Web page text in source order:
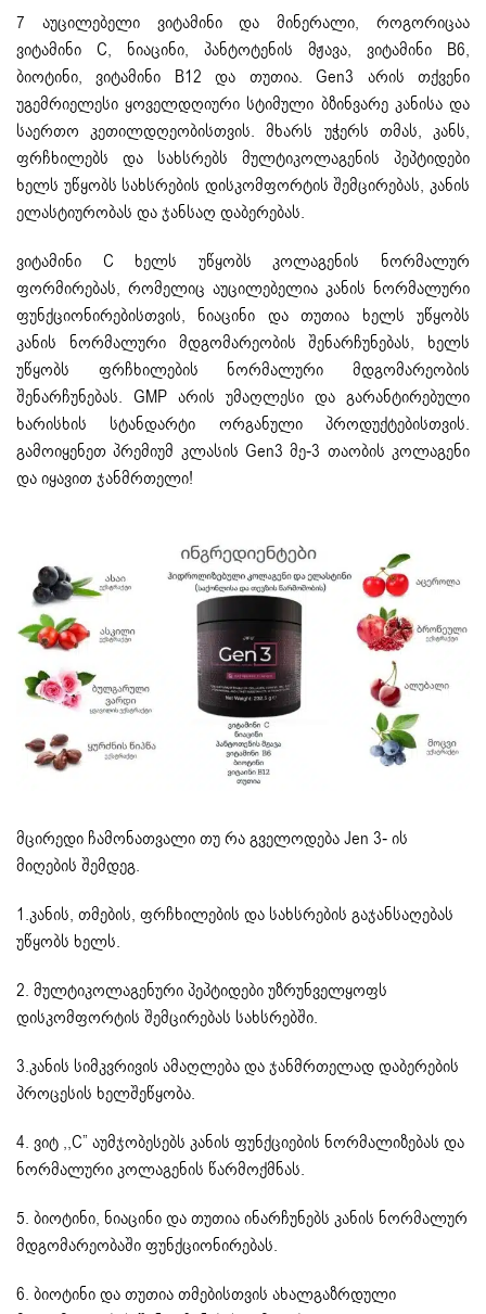
7 აუცილებელი ვიტამინი და მინერალი, როგორიცაა
ვიტამინი C, ნიაცინი, პანტოტენის მჟავა, ვიტამინი B6,
ბიოტინი, ვიტამინი B12 და თუთია. Gen3 არის თქვენი
უგემრიელესი ყოველდღიური სტიმული ბზინვარე კანისა და
საერთო კეთილდღეობისთვის. მხარს უჭერს თმას, კანს,
ფრჩხილებს და სახსრებს მულტიკოლაგენის პეპტიდები
ხელს უწყობს სახსრების დისკომფორტის შემცირებას, კანის
ელასტიურობას და ჯანსაღ დაბერებას.
ვიტამინი C ხელს უწყობს კოლაგენის ნორმალურ
ფორმირებას, რომელიც აუცილებელია კანის ნორმალური
ფუნქციონირებისთვის, ნიაცინი და თუთია ხელს უწყობს
კანის ნორმალური მდგომარეობის შენარჩუნებას, ხელს
უწყობს ფრჩხილების ნორმალური მდგომარეობის
შენარჩუნებას. GMP არის უმაღლესი და გარანტირებული
ხარისხის სტანდარტი ორგანული პროდუქტებისთვის.
გამოიყენეთ პრემიუმ კლასის Gen3 მე-3 თაობის კოლაგენი
და იყავით ჯანმრთელი!
მცირედი ჩამონათვალი თუ რა გველოდება Jen 3- ის
მიღების შემდეგ.
1.კანის, თმების, ფრჩხილების და სახსრების გაჯანსაღებას
უწყობს ხელს.
2. მულტიკოლაგენური პეპტიდები უზრუნველყოფს
დისკომფორტის შემცირებას სახსრებში.
3.კანის სიმკვრივის ამაღლება და ჯანმრთელად დაბერების
პროცესის ხელშეწყობა.
4. ვიტ ,,C” აუმჯობესებს კანის ფუნქციების ნორმალიზებას და
ნორმალური კოლაგენის წარმოქმნას.
5. ბიოტინი, ნიაცინი და თუთია ინარჩუნებს კანის ნორმალურ
მდგომარეობაში ფუნქციონირებას.
6. ბიოტინი და თუთია თმებისთვის ახალგაზრდული